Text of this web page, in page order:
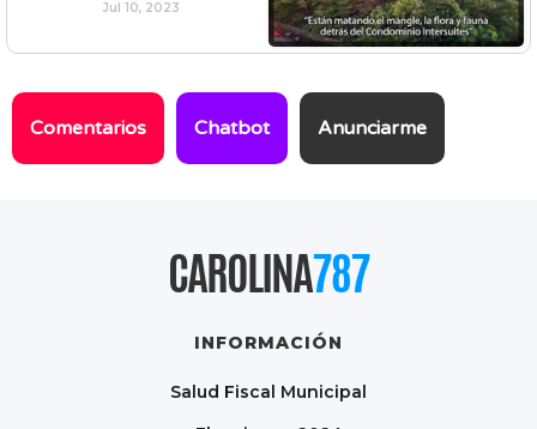
Jul 10, 2023
Comentarios Chatbot Anunciarme
CAROLINA787
INFORMACIÓN
Salud Fiscal Municipal